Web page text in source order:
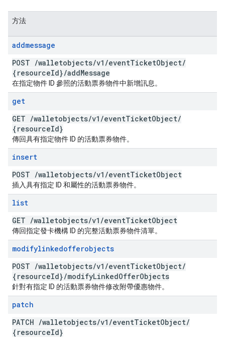
方法
addmessage
POST /walletobjects/v1 /eventTicketObject/
{resourceId}/addMessage
在指定物件 ID 參照的活動票券物件中新增訊息。
get
GET /walletobjects/v1 /eventTicketObject/
{resourceId}
傳回具有指定物件 ID 的活動票券物件。
insert
POST /walletobjects/v1 /eventTicketObject
插入具有指定 ID 和屬性的活動票券物件。
list
GET /walletobjects/v1 /eventTicketObject
傳回指定發卡機構 ID 的完整活動票券物件清單。
modifylinkedofferobjects
POST /walletobjects/v1 /eventTicketObject/
{resourceId}/modifyLinkedOfferObjects
針對有指定 ID 的活動票券物件修改附帶優惠物件。
patch
PATCH /walletobjects/v1 /eventTicketObject/
{resourceId}